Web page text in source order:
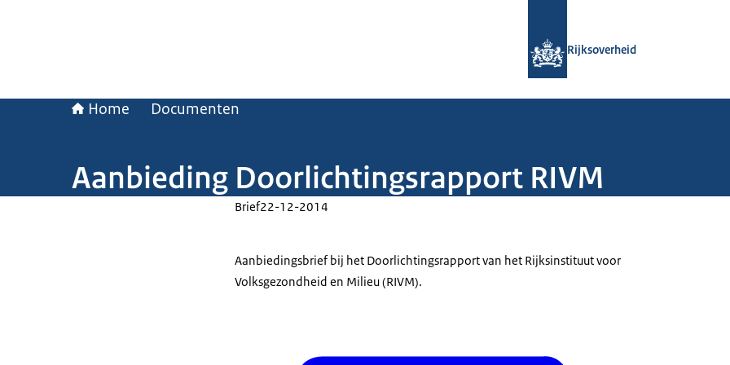
Rijksoverheid
Home Documenten
Aanbieding Doorlichtingsrapport RIVM
Brief22-12-2014
Aanbiedingsbrief bij het Doorlichtingsrapport van het Rijksinstituut voor
Volksgezondheid en Milieu (RIVM).